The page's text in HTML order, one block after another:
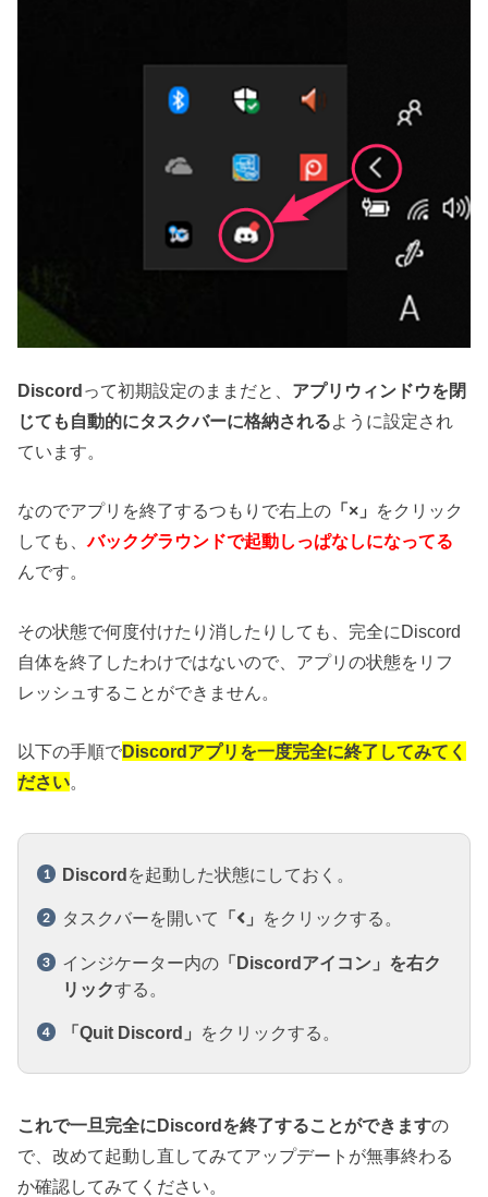
Discordって初期設定のままだと、 アプリウィンドウを閉
じても自動的にタスクバーに格納されるように設定され
ています。
なのでアプリを終了するつもりで右上の 「×」 をクリック
しても、バックグラウンドで起動しっぱなしになってる
んです。
その状態で何度付けたり消したりしても、完全にDiscord
自体を終了したわけではないので、アプリの状態をリフ
レッシュすることができません。
以下の手順でDiscordアプリを一度完全に終了してみてく
ださい。
Discordを起動した状態にしておく。
タスクバーを開いて 「 」 をクリックする。
インジケーター内の 「Discordアイコン」を右ク
リックする。
「Quit Discord」 をクリックする。
これで一旦完全にDiscordを終了することができますの
で、改めて起動し直してみてアップデートが無事終わる
か確認してみてください。